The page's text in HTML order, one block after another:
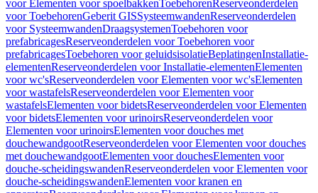
voor Elementen voor spoelbakkenToebehorenReserveonderdelen
voor ToebehorenGeberit GISSysteemwandenReserveonderdelen
voor SysteemwandenDraagsystemenToebehoren voor
prefabricagesReserveonderdelen voor Toebehoren voor
prefabricagesToebehoren voor geluidsisolatieBeplatingenInstallatie-
elementenReserveonderdelen voor Installatie-elementenElementen
voor wc'sReserveonderdelen voor Elementen voor wc'sElementen
voor wastafelsReserveonderdelen voor Elementen voor
wastafelsElementen voor bidetsReserveonderdelen voor Elementen
voor bidetsElementen voor urinoirsReserveonderdelen voor
Elementen voor urinoirsElementen voor douches met
douchewandgootReserveonderdelen voor Elementen voor douches
met douchewandgootElementen voor douchesElementen voor
douche-scheidingswandenReserveonderdelen voor Elementen voor
douche-scheidingswandenElementen voor kranen en